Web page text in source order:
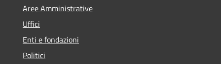
Aree Amministrative
Uffici
Enti e fondazioni
Politici